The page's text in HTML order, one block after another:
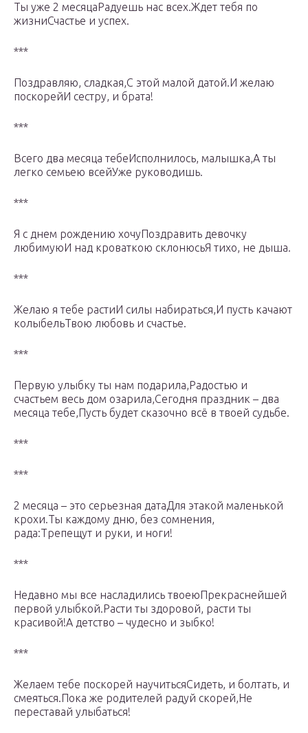
Ты уже 2 месяцаРадуешь нас всех.Ждет тебя по
жизниСчастье и успех.
***
Поздравляю, сладкая,С этой малой датой.И желаю
поскорейИ сестру, и брата!
***
Всего два месяца тебеИсполнилось, малышка,А ты
легко семьею всейУже руководишь.
***
Я с днем рождению хочуПоздравить девочку
любимуюИ над кроваткою склонюсьЯ тихо, не дыша.
***
Желаю я тебе растиИ силы набираться,И пусть качают
колыбельТвою любовь и счастье.
***
Первую улыбку ты нам подарила,Радостью и
счастьем весь дом озарила,Сегодня праздник – два
месяца тебе,Пусть будет сказочно всё в твоей судьбе.
***
***
2 месяца – это серьезная датаДля этакой маленькой
крохи.Ты каждому дню, без сомнения,
рада:Трепещут и руки, и ноги!
***
Недавно мы все насладились твоеюПрекраснейшей
первой улыбкой.Расти ты здоровой, расти ты
красивой!А детство – чудесно и зыбко!
***
Желаем тебе поскорей научитьсяСидеть, и болтать, и
смеяться.Пока же родителей радуй скорей,Не
переставай улыбаться!